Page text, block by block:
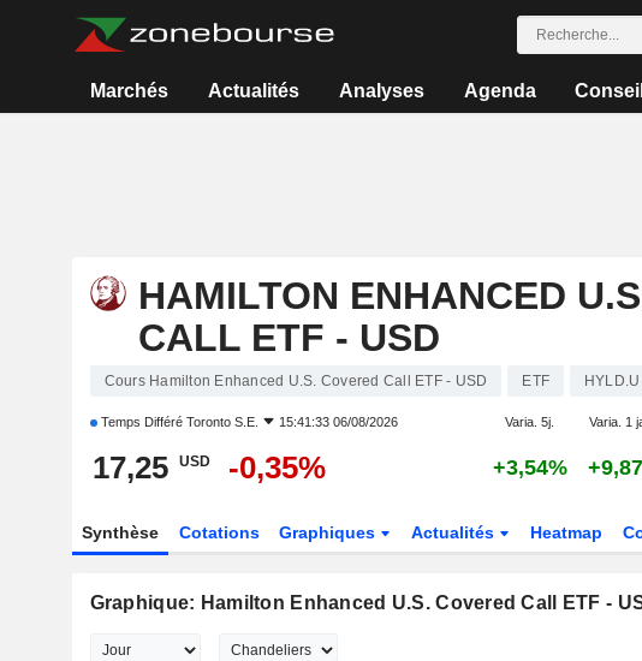
Marchés Actualités Analyses Agenda
HAMILTON ENHANCED
CALL ETF - USD
Cours Hamilton Enhanced U.S. Covered Call ETF - USD ETF HYLD.U
Temps Différé Toronto S.E. 15:41:33 06/08/2026 Varia. 5j. Varia. 1
17,25 USD -0,35% +3,54%
Synthèse Cotations Graphiques Actualités Heatmap
Graphique: Hamilton Enhanced U.S. Covered Call ETF -